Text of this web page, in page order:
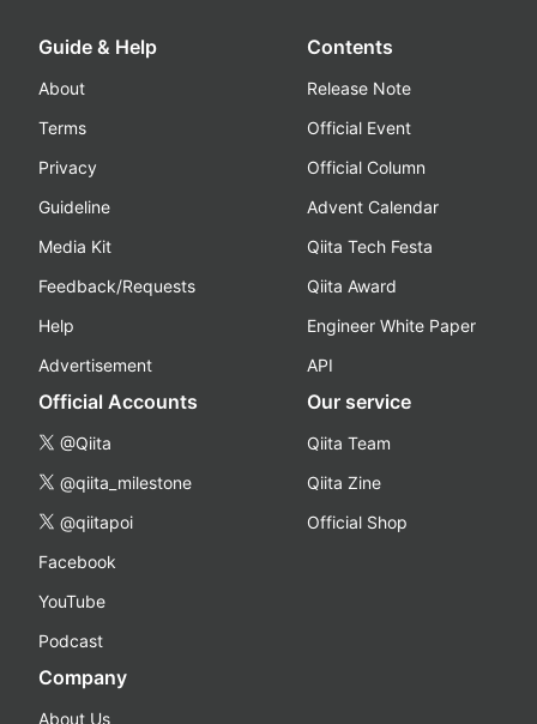
Guide & Help
About
Terms
Privacy
Guideline
Media Kit
Feedback/Requests
Help
Advertisement
Contents
Release Note
Official Event
Official Column
Advent Calendar
Qiita Tech Festa
Qiita Award
Engineer White Paper
API
Official Accounts
@Qiita
@qiita_milestone
@qiitapoi
Facebook
YouTube
Podcast
Our service
Qiita Team
Qiita Zine
Official Shop
Company
About Us